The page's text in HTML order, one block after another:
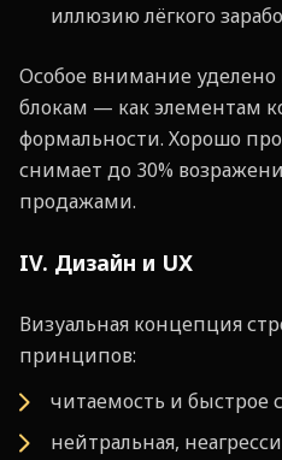
иллюзию лёгкого
Особое внимание
блокам — как элементам
формальности. Хорошо
снимает до 30%
продажами.
IV. Дизайн и UX
Визуальная концепция
принципов:
читаемость и быстрое
нейтральная,